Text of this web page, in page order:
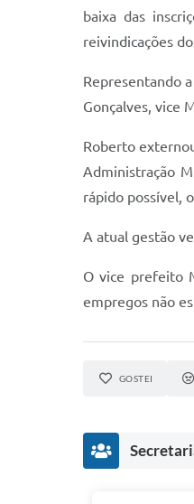
baixa das
reivindicações
Representando
Gonçalves, vice
Roberto
Administração
rápido possível,
A atual gestão
O vice prefeito
empregos não
GOSTEI